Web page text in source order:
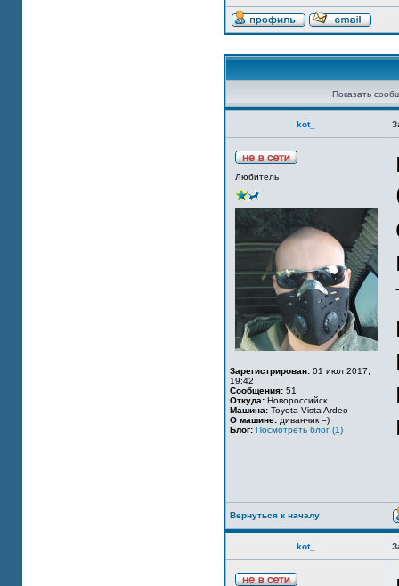
Показать
kot_
Любитель
Зарегистрирован: 01 июл 2017,
19:42
Сообщения: 51
Откуда: Новороссийск
Машина: Toyota Vista Ardeo
О машине: диванчик =)
Блог: Посмотреть блог (1)
Вернуться к началу
kot_